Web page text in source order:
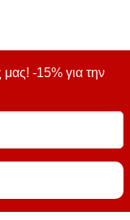
μας! -15% για την